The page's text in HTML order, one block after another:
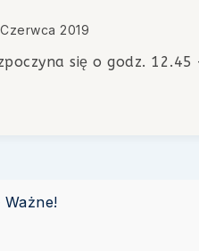
2019
się o godz.